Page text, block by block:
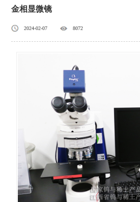
金相显微镜
2024-02-07 8072